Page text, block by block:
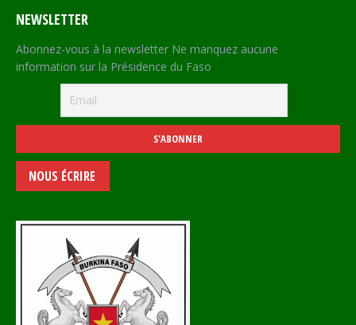
NEWSLETTER
Abonnez-vous à la newsletter Ne manquez aucune
information sur la Présidence du Faso
NOUS ÉCRIRE